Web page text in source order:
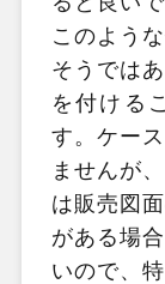
このよう
そうでは
を付ける
す。ケー
ませんが
は販売図
がある場
いので、